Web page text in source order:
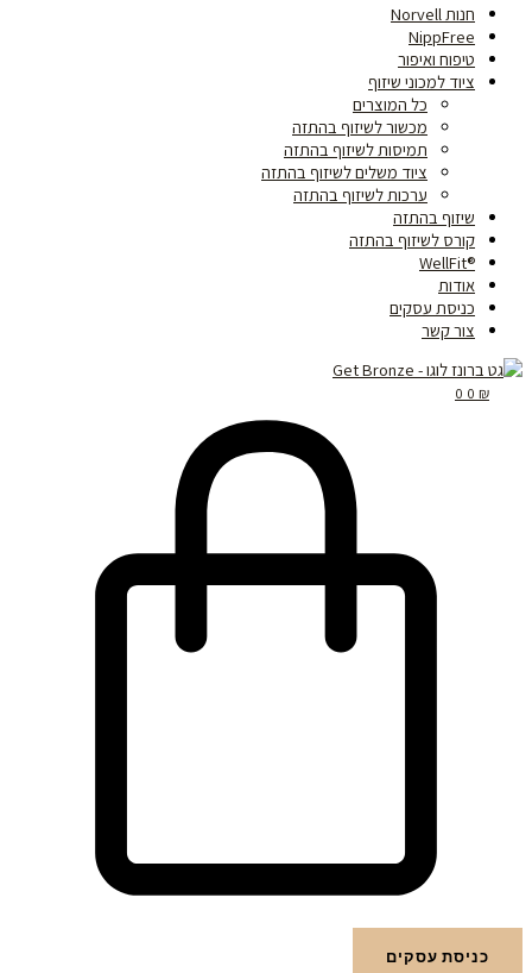
חנות Norvell
NippFree
טיפוח ואיפור
ציוד למכוני שיזוף
כל המוצרים
מכשור לשיזוף בהתזה
תמיסות לשיזוף בהתזה
ציוד משלים לשיזוף בהתזה
ערכות לשיזוף בהתזה
שיזוף בהתזה
קורס לשיזוף בהתזה
®WellFit
אודות
כניסת עסקים
צור קשר
0 ₪
0
עגלת קניות
כניסת עסקים